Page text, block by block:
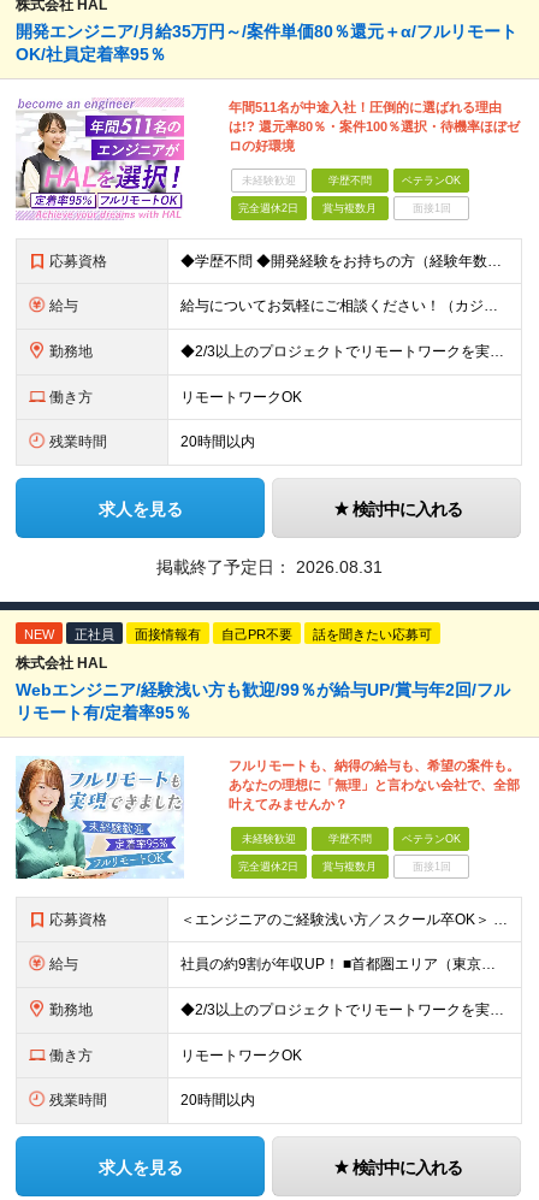
株式会社 HAL
開発エンジニア/月給35万円～/案件単価80％還元＋α/フルリモート
OK/社員定着率95％
年間511名が中途入社！圧倒的に選ばれる理由
は!? 還元率80％・案件100％選択・待機率ほぼゼ
ロの好環境
未経験歓迎 学歴不問 ベテランOK
完全週休2日 賞与複数月 面接1回
応募資格 ◆学歴不問 ◆開発経験をお持ちの方（経験年数不問） ＜こんな方は大歓迎！＞ ◎今の収入をもっと増やしたい ◎もっと上流の案件で活躍したい ◎将来のキャリアにつながる案件に携わりたい ◎自分のやりたい
給与 給与についてお気軽にご相談ください！（カジュアル面談可能） 月給35万円～＋各種手当＋賞与2回 ※固定残業代は、時間外労働の有無に関わらず40時間分を87,500円～支給 ※超過分は別途支給 ※試用
勤務地 ◆2/3以上のプロジェクトでリモートワークを実施中！ ≪自社拠点≫ ・東京本社／東京都千代田区丸の内二丁目6番1号 丸の内パークビルディング6階 ・関西支社／⼤阪府⼤阪市中央区安⼟町2-3-13 ⼤
働き方 リモートワークOK
残業時間 20時間以内
求人を見る 検討中に入れる
掲載終了予定日： 2026.08.31
NEW 正社員 面接情報有 自己PR不要 話を聞きたい応募可
株式会社 HAL
Webエンジニア/経験浅い方も歓迎/99％が給与UP/賞与年2回/フル
リモート有/定着率95％
フルリモートも、納得の給与も、希望の案件も。
あなたの理想に「無理」と言わない会社で、全部
叶えてみませんか？
未経験歓迎 学歴不問 ベテランOK
完全週休2日 賞与複数月 面接1回
応募資格 ＜エンジニアのご経験浅い方／スクール卒OK＞ ◆学歴不問 ◆未経験OK ＜こんな方は大歓迎！＞ ◎今の収入に不満がある方 ◎新しい言語・スキルに挑戦したい方 ◎腰を据えて活躍したい方 ◎頑張りを評価
給与 社員の約9割が年収UP！ ■首都圏エリア（東京、神奈川、千葉、埼玉勤務） 月給25万円～26万円（固定残業代含む） ※固定残業代は、時間外労働の有無に関わらず17時間分を30,000円～31,200
勤務地 ◆2/3以上のプロジェクトでリモートワークを実施中！ ≪自社拠点≫ ・東京本社／東京都千代田区丸の内二丁目6番1号 丸の内パークビルディング6階 ・関西支社／⼤阪府⼤阪市中央区安⼟町2-3-13 ⼤
働き方 リモートワークOK
残業時間 20時間以内
求人を見る 検討中に入れる